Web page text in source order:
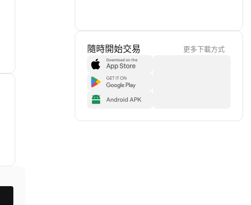
隨時開始交易 更多下載方式